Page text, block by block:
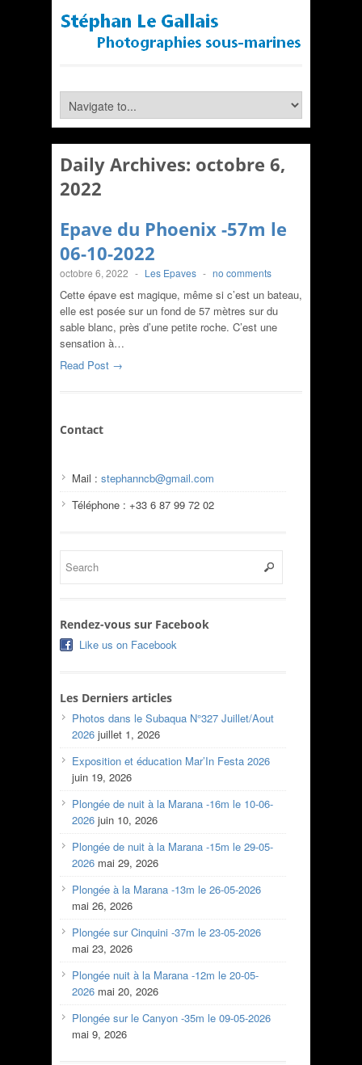
Daily Archives: octobre 6,
2022
Epave du Phoenix -57m le
06-10-2022
octobre 6, 2022 - Les Epaves - no comments
Cette épave est magique, même si c’est un bateau,
elle est posée sur un fond de 57 mètres sur du
sable blanc, près d’une petite roche. C’est une
sensation à…
Read Post →
Contact
Mail : stephanncb@gmail.com
Téléphone : +33 6 87 99 72 02
Rendez-vous sur Facebook
Like us on Facebook
Les Derniers articles
Photos dans le Subaqua N°327 Juillet/Aout
2026 juillet 1, 2026
Exposition et éducation Mar’In Festa 2026
juin 19, 2026
Plongée de nuit à la Marana -16m le 10-06-
2026 juin 10, 2026
Plongée de nuit à la Marana -15m le 29-05-
2026 mai 29, 2026
Plongée à la Marana -13m le 26-05-2026
mai 26, 2026
Plongée sur Cinquini -37m le 23-05-2026
mai 23, 2026
Plongée nuit à la Marana -12m le 20-05-
2026 mai 20, 2026
Plongée sur le Canyon -35m le 09-05-2026
mai 9, 2026